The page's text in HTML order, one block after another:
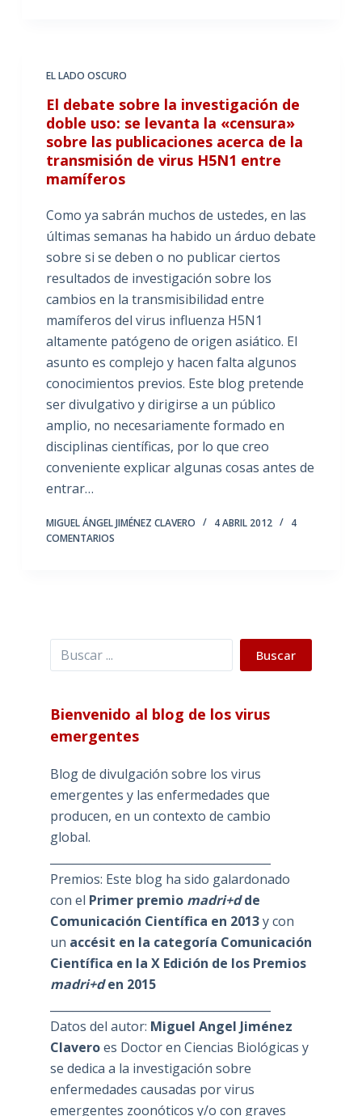
EL LADO OSCURO
El debate sobre la investigación de
doble uso: se levanta la «censura»
sobre las publicaciones acerca de la
transmisión de virus H5N1 entre
mamíferos
Como ya sabrán muchos de ustedes, en las
últimas semanas ha habido un árduo debate
sobre si se deben o no publicar ciertos
resultados de investigación sobre los
cambios en la transmisibilidad entre
mamíferos del virus influenza H5N1
altamente patógeno de origen asiático. El
asunto es complejo y hacen falta algunos
conocimientos previos. Este blog pretende
ser divulgativo y dirigirse a un público
amplio, no necesariamente formado en
disciplinas científicas, por lo que creo
conveniente explicar algunas cosas antes de
entrar…
MIGUEL ÁNGEL JIMÉNEZ CLAVERO 4 ABRIL 2012
4
COMENTARIOS
Buscar Buscar
Bienvenido al blog de los virus
emergentes
Blog de divulgación sobre los virus
emergentes y las enfermedades que
producen, en un contexto de cambio
global.
Premios: Este blog ha sido galardonado
con el Primer premio madri+dde
Comunicación Científica en 2013y con
un accésit en la categoría Comunicación
Científica en la X Edición de los Premios
madri+den 2015
Datos del autor: Miguel Angel Jiménez
Claveroes Doctor en Ciencias Biológicas y
se dedica a la investigación sobre
enfermedades causadas por virus
emergentes zoonóticos y/o con graves